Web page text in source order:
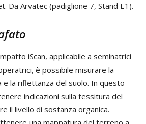
Da Arvatec (padiglione 7, Stand E1).
iScan, applicabile a seminatrici
è possibile misurare la
e la riflettanza del suolo. In questo
indicazioni sulla tessitura del
il livello di sostanza organica.